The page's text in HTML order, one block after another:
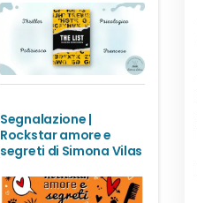
Segnalazione |
Rockstar amore e
segreti di Simona Vilas